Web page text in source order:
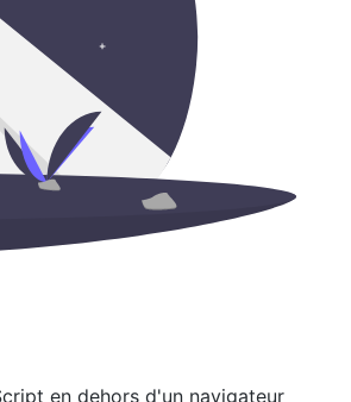
en dehors d'un navigateur